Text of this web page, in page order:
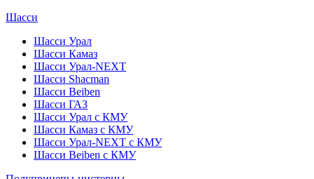
Шасси
Шасси Урал
Шасси Камаз
Шасси Урал-NEXT
Шасси Shacman
Шасси Beiben
Шасси ГАЗ
Шасси Урал с КМУ
Шасси Камаз с КМУ
Шасси Урал-NEXT с КМУ
Шасси Beiben с КМУ